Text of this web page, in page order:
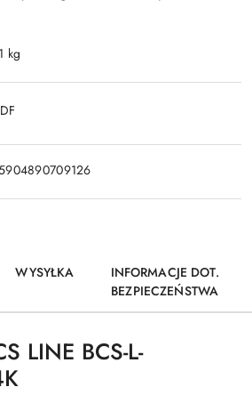
1 kg
WYSYŁKA
INFORMACJE DOT.
BEZPIECZEŃSTWA
LINE BCS-L-